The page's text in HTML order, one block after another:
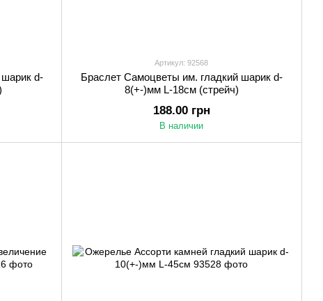
d-
Артикул: 92568
Браслет Самоцветы им. гладкий шарик d-
8(+-)мм L-18см (стрейч)
188.00 грн
В наличии